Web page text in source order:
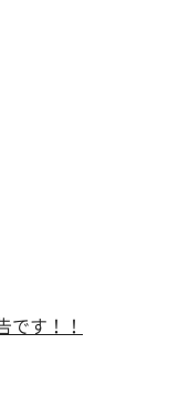
です！！